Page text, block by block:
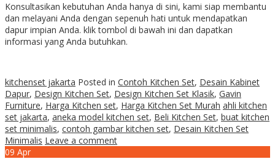
Konsultasikan kebutuhan Anda hanya di sini, kami siap membantu
dan melayani Anda dengan sepenuh hati untuk mendapatkan
dapur impian Anda. klik tombol di bawah ini dan dapatkan
informasi yang Anda butuhkan.
kitchenset jakarta Posted in Contoh Kitchen Set, Desain Kabinet
Dapur, Design Kitchen Set, Design Kitchen Set Klasik, Gavin
Furniture, Harga Kitchen set, Harga Kitchen Set Murah ahli kitchen
set jakarta, aneka model kitchen set, Beli Kitchen Set, buat kitchen
set minimalis, contoh gambar kitchen set, Desain Kitchen Set
Minimalis Leave a comment
09 Apr